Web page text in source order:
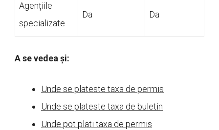
Agențiile
specializate
Da Da
A se vedea și:
Unde se plateste taxa de permis
Unde se plateste taxa de buletin
Unde pot plati taxa de permis